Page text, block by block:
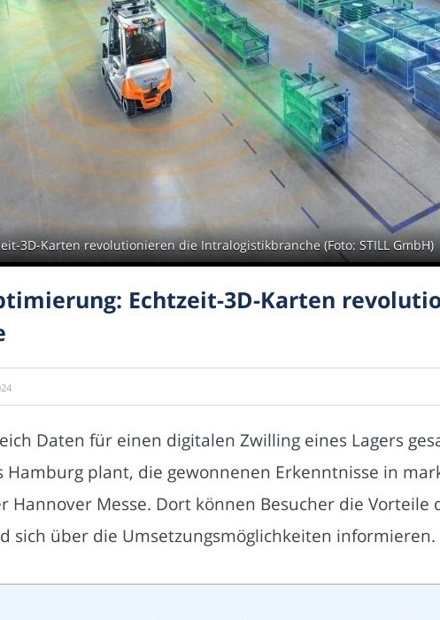
3D-Karten revolutionieren die Intralogistikbranche (Foto: STILL GmbH)
Echtzeit-3D-Karten
Daten für einen digitalen Zwilling eines Lagers
Hamburg plant, die gewonnenen Erkenntnisse in
Hannover Messe. Dort können Besucher die Vorteile
sich über die Umsetzungsmöglichkeiten informieren.